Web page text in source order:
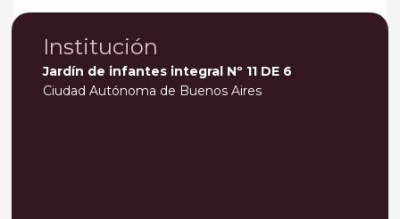
Institución
Jardín de infantes integral Nº 11 DE 6
Ciudad Autónoma de Buenos Aires